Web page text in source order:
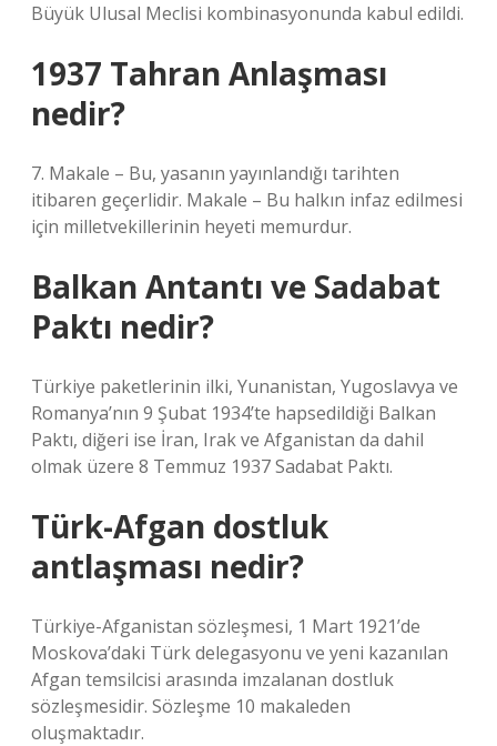
Büyük Ulusal Meclisi kombinasyonunda kabul edildi.
1937 Tahran Anlaşması
nedir?
7. Makale – Bu, yasanın yayınlandığı tarihten
itibaren geçerlidir. Makale – Bu halkın infaz edilmesi
için milletvekillerinin heyeti memurdur.
Balkan Antantı ve Sadabat
Paktı nedir?
Türkiye paketlerinin ilki, Yunanistan, Yugoslavya ve
Romanya’nın 9 Şubat 1934’te hapsedildiği Balkan
Paktı, diğeri ise İran, Irak ve Afganistan da dahil
olmak üzere 8 Temmuz 1937 Sadabat Paktı.
Türk-Afgan dostluk
antlaşması nedir?
Türkiye-Afganistan sözleşmesi, 1 Mart 1921’de
Moskova’daki Türk delegasyonu ve yeni kazanılan
Afgan temsilcisi arasında imzalanan dostluk
sözleşmesidir. Sözleşme 10 makaleden
oluşmaktadır.